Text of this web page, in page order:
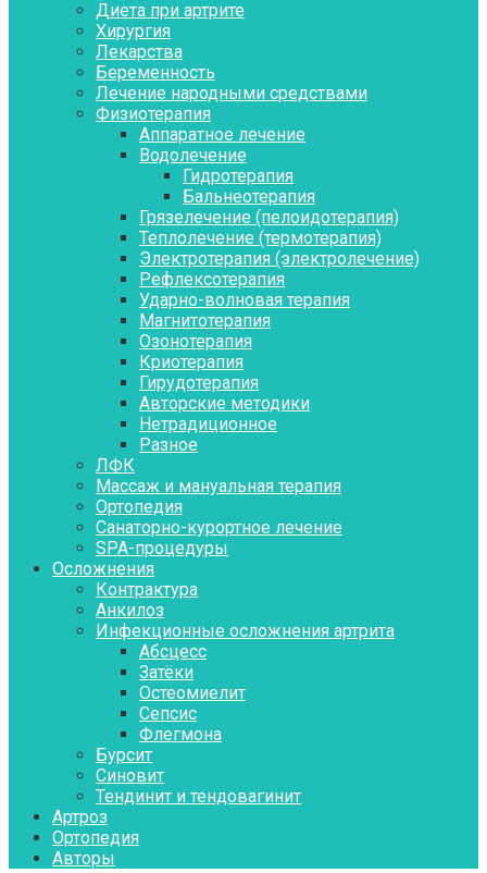
Диета при артрите
Хирургия
Лекарства
Беременность
Лечение народными средствами
Физиотерапия
Аппаратное лечение
Водолечение
Гидротерапия
Бальнеотерапия
Грязелечение (пелоидотерапия)
Теплолечение (термотерапия)
Электротерапия (электролечение)
Рефлексотерапия
Ударно-волновая терапия
Магнитотерапия
Озонотерапия
Криотерапия
Гирудотерапия
Авторские методики
Нетрадиционное
Разное
ЛФК
Массаж и мануальная терапия
Ортопедия
Санаторно-курортное лечение
SPA-процедуры
Осложнения
Контрактура
Aнкилоз
Инфекционные осложнения артрита
Абсцесс
Затёки
Остеомиелит
Сепсис
Флегмона
Бурсит
Синовит
Тендинит и тендовагинит
Артроз
Ортопедия
Авторы